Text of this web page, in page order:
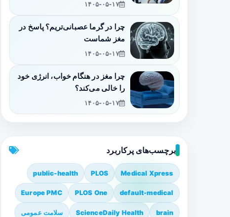
۱۴۰۵-۰۵-۱۷
چرا در گرما عصبانی‌تریم؟ پاسخ در
مغز شماست
۱۴۰۵-۰۵-۱۷
چرا مغز در هنگام خواب، انرژی خود
را خالی می‌کند؟
۱۴۰۵-۰۵-۱۷
برچسب‌های پرکاربرد
Medical Xpress
PLOS
public-health
default-medical
PLOS One
Europe PMC
brain
ScienceDaily Health سلامت عمومی